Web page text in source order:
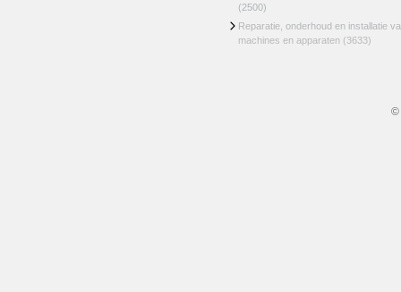
(2500)
Reparatie, onderhoud en installatie
machines en apparaten (3633)
©